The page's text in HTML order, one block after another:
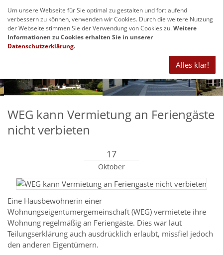
WEG kann Vermietung an Feriengäste
nicht verbieten
17
Oktober
Eine Hausbewohnerin einer
Wohnungseigentümergemeinschaft (WEG) vermietete ihre
Wohnung regelmäßig an Feriengäste. Dies war laut
Teilungserklärung auch ausdrücklich erlaubt, missfiel jedoch
den anderen Eigentümern.
Um unsere Webseite für Sie optimal zu gestalten und fortlaufend
verbessern zu können, verwenden wir Cookies. Durch die weitere Nutzung
der Webseite stimmen Sie der Verwendung von Cookies zu.Weitere
Informationen zu Cookies erhalten Sie in unserer
Datenschutzerklärung.
Alles klar!